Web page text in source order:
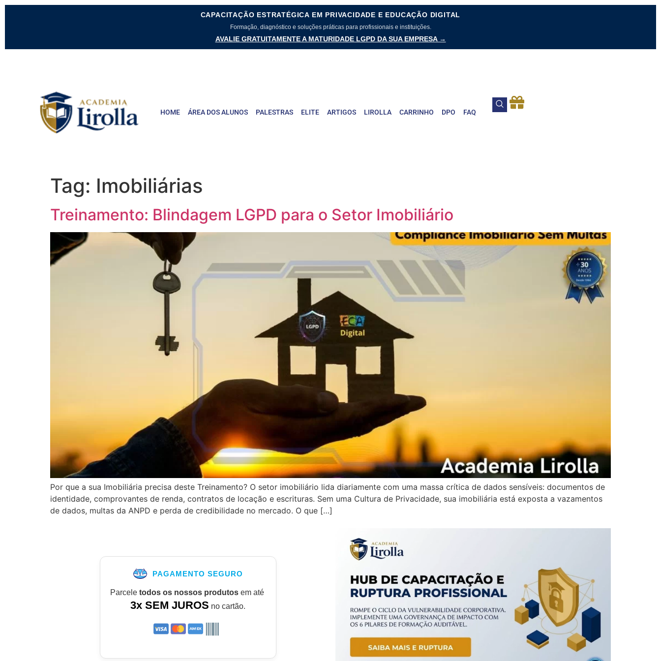
CAPACITAÇÃO ESTRATÉGICA EM PRIVACIDADE E EDUCAÇÃO DIGITAL
Formação, diagnóstico e soluções práticas para profissionais e instituições.
AVALIE GRATUITAMENTE A MATURIDADE LGPD DA SUA EMPRESA →
HOME ÁREA DOS ALUNOS PALESTRAS ELITE ARTIGOS LIROLLA CARRINHO DPO FAQ
Tag: Imobiliárias
Treinamento: Blindagem LGPD para o Setor Imobiliário
Por que a sua Imobiliária precisa deste Treinamento? O setor imobiliário lida diariamente com uma massa crítica de dados sensíveis: documentos de
identidade, comprovantes de renda, contratos de locação e escrituras. Sem uma Cultura de Privacidade, sua imobiliária está exposta a vazamentos
de dados, multas da ANPD e perda de credibilidade no mercado. O que […]
PAGAMENTO SEGURO
Parcele todos os nossos produtosem até
3x SEM JUROS no cartão.